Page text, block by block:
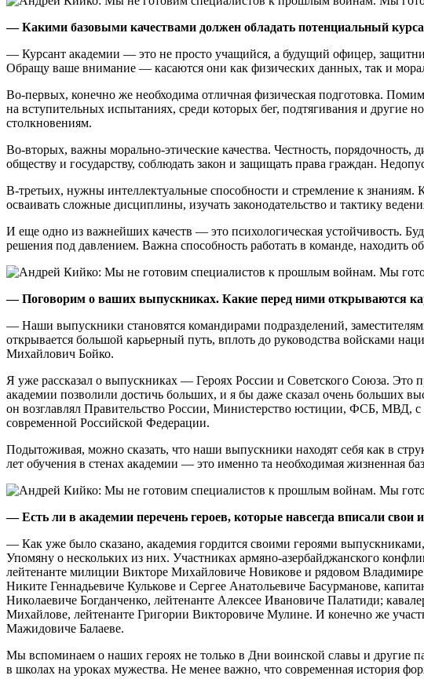
— Какими базовыми качествами должен обладать потенциальный
— Курсант академии — это не просто учащийся, а будущий офицер,
Обращу ваше внимание — касаются они как физических данных, так и
Во-первых, конечно же необходима отличная физическая подготовка.
на вступительных испытаниях, среди которых бег, подтягивания и
столкновениям.
Во-вторых, важны морально-этические качества. Честность,
обществу и государству, соблюдать закон и защищать права граждан.
В-третьих, нужны интеллектуальные способности и стремление к
осваивать сложные дисциплины, изучать законодательство и тактику
И еще одно из важнейших качеств — это психологическая устойчивость.
решения под давлением. Важна способность работать в команде,
— Поговорим о ваших выпускниках. Какие перед ними открываются
— Наши выпускники становятся командирами подразделений,
открывается большой карьерный путь, вплоть до руководства войсками
Михайлович Бойко.
Я уже рассказал о выпускниках — Героях России и Советского Союза. Это
академии позволили достичь больших, и я бы даже сказал очень больших
он возглавлял Правительство России, Министерство юстиции, ФСБ, МВД, с
современной Российской Федерации.
Подытоживая, можно сказать, что наши выпускники находят себя как в
лет обучения в стенах академии — это именно та необходимая жизненная
— Есть ли в академии перечень героев, которые навсегда вписали
— Как уже было сказано, академия гордится своими героями
Упомяну о нескольких из них. Участниках армяно-азербайджанского
лейтенанте милиции Викторе Михайловиче Новикове и рядовом
Никите Геннадьевиче Кулькове и Сергее Анатольевиче Басурманове,
Николаевиче Богданченко, лейтенанте Алексее Ивановиче Палатиди;
Михайлове, лейтенанте Григории Викторовиче Мулине. И конечно же
Мажидовиче Балаеве.
Мы вспоминаем о наших героях не только в Дни воинской славы и другие
в школах на уроках мужества. Не менее важно, что современная история